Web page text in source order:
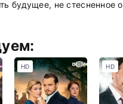
будущее, не стесненное
HD HD